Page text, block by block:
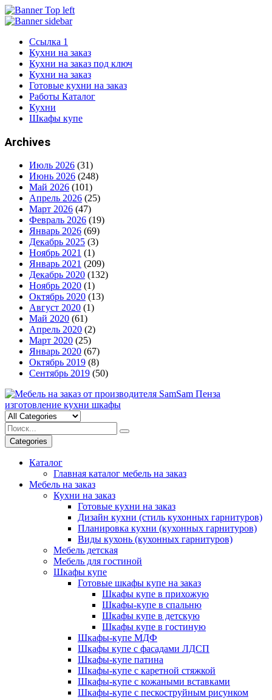
Ссылка 1
Кухни на заказ
Кухни на заказ под ключ
Кухни на заказ
Готовые кухни на заказ
Работы Каталог
Кухни
Шкафы купе
Archives
Июль 2026 (31)
Июнь 2026 (248)
Май 2026 (101)
Апрель 2026 (25)
Март 2026 (47)
Февраль 2026 (19)
Январь 2026 (69)
Декабрь 2025 (3)
Ноябрь 2021 (1)
Январь 2021 (209)
Декабрь 2020 (132)
Ноябрь 2020 (1)
Октябрь 2020 (13)
Август 2020 (1)
Май 2020 (61)
Апрель 2020 (2)
Март 2020 (25)
Январь 2020 (67)
Октябрь 2019 (8)
Сентябрь 2019 (50)
Categories
Каталог
Главная каталог мебель на заказ
Мебель на заказ
Кухни на заказ
Готовые кухни на заказ
Дизайн кухни (стиль кухонных гарнитуров)
Планировка кухни (кухонных гарнитуров)
Виды кухонь (кухонных гарнитуров)
Мебель детская
Мебель для гостиной
Шкафы купе
Готовые шкафы купе на заказ
Шкафы купе в прихожую
Шкафы-купе в спальню
Шкафы купе в детскую
Шкафы купе в гостиную
Шкафы-купе МДФ
Шкафы купе с фасадами ЛДСП
Шкафы-купе патина
Шкафы-купе с каретной стяжкой
Шкафы-купе с кожаными вставками
Шкафы-купе с пескоструйным рисунком